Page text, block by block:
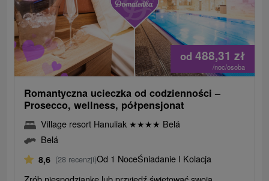
od 488,31 zł
/noc/osoba
Romantyczna ucieczka od codzienności –
Prosecco, wellness, półpensjonat
Village resort Hanuliak ★★★★ Belá
Belá
8,6 (28 recenzji)Od 1 NoceŚniadanie I Kolacja